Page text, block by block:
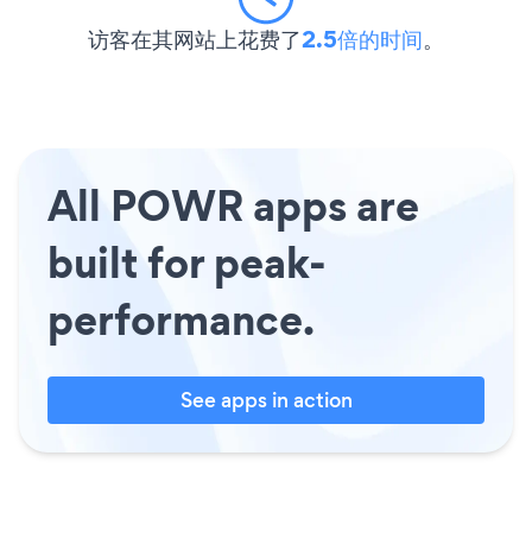
访客在其网站上花费了2.5倍的时间。
All POWR apps are
built for peak-
performance.
See apps in action